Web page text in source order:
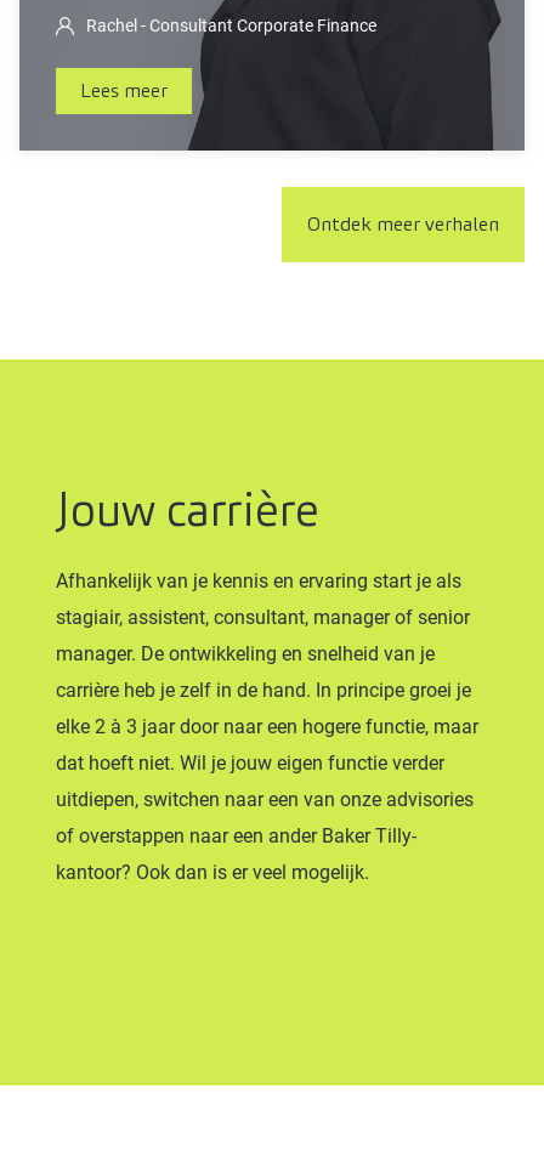
Rachel - Consultant Corporate Finance
Lees meer
Ontdek meer verhalen
Jouw carrière
Afhankelijk van je kennis en ervaring start je als
stagiair, assistent, consultant, manager of senior
manager. De ontwikkeling en snelheid van je
carrière heb je zelf in de hand. In principe groei je
elke 2 à 3 jaar door naar een hogere functie, maar
dat hoeft niet. Wil je jouw eigen functie verder
uitdiepen, switchen naar een van onze advisories
of overstappen naar een ander Baker Tilly-
kantoor? Ook dan is er veel mogelijk.